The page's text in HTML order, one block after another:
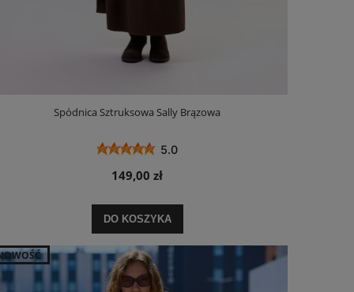
Spódnica Sztruksowa Sally Brązowa
5.0
149,00 zł
DO KOSZYKA